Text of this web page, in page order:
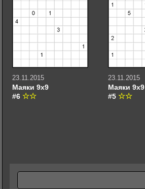
23.11.2015
Маяки 9х9
#6
23.11.2015
Маяки 9х9
#5